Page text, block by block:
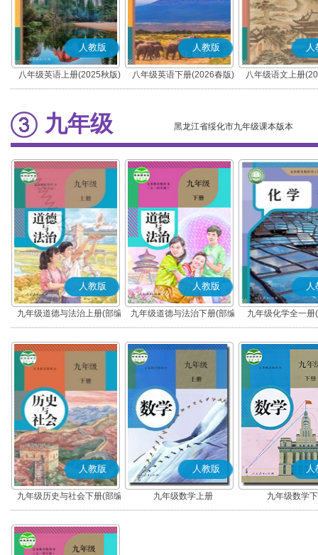
人教版
八年级英语上册(2025秋版)
人教版
八年级英语下册(2026春版)
人
八年级语文上册
(部编版)
九年级 黑龙江省绥化市九年级课本版本
人教版
九年级道德与法治上册(部编
版)
人教版
九年级道德与法治下册(部编
版)
人
九年级化学全一册
版)
人教版
九年级历史与社会下册(部编
版)
人教版
九年级数学上册
人
九年级数学